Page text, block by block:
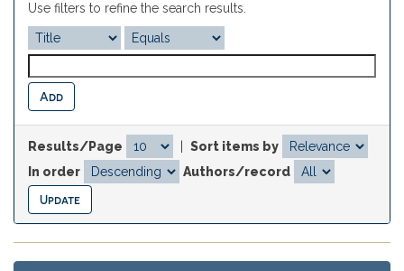
Use filters to refine the search results.
Results/Page
Sort items by
In order
Authors/record